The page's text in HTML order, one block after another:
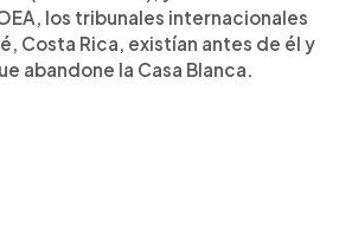
los tribunales internacionales
Costa Rica, existían antes de él y
abandone la Casa Blanca.